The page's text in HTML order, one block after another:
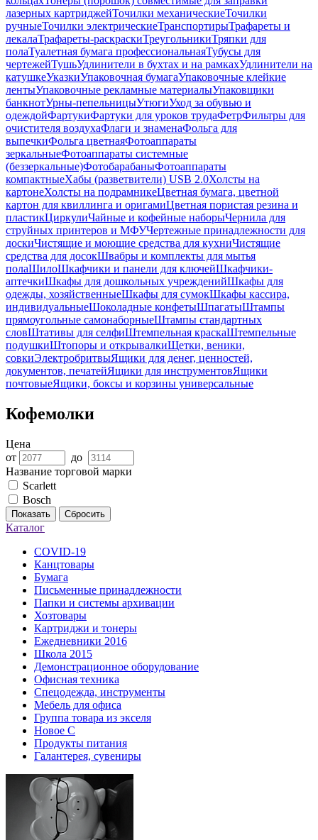
лазерных картриджейТочилки механическиеТочилки
ручныеТочилки электрическиеТранспортирыТрафареты и
лекалаТрафареты-раскраскиТреугольникиТряпки для
полаТуалетная бумага профессиональнаяТубусы для
чертежейТушьУдлинители в бухтах и на рамкахУдлинители на
катушкеУказкиУпаковочная бумагаУпаковочные клейкие
лентыУпаковочные рекламные материалыУпаковщики
банкнотУрны-пепельницыУтюгиУход за обувью и
одеждойФартукиФартуки для уроков трудаФетрФильтры для
очистителя воздухаФлаги и знаменаФольга для
выпечкиФольга цветнаяФотоаппараты
зеркальныеФотоаппараты системные
(беззеркальные)ФотобарабаныФотоаппараты
компактныеХабы (разветвители) USB 2.0Холсты на
картонеХолсты на подрамникеЦветная бумага, цветной
картон для квиллинга и оригамиЦветная пористая резина и
пластикЦиркулиЧайные и кофейные наборыЧернила для
струйных принтеров и МФУЧертежные принадлежности для
доскиЧистящие и моющие средства для кухниЧистящие
средства для досокШвабры и комплекты для мытья
полаШилоШкафчики и панели для ключейШкафчики-
аптечкиШкафы для дошкольных учрежденийШкафы для
одежды, хозяйственныеШкафы для сумокШкафы кассира,
индивидуальныеШоколадные конфетыШпагатыШтампы
прямоугольные самонаборныеШтампы стандартных
словШтативы для селфиШтемпельная краскаШтемпельные
подушкиШтопоры и открывалкиЩетки, веники,
совкиЭлектробритвыЯщики для денег, ценностей,
документов, печатейЯщики для инструментовЯщики
почтовыеЯщики, боксы и корзины универсальные
Кофемолки
Цена
от
до
Название торговой марки
Scarlett
Bosch
Показать Сбросить
Каталог
COVID-19
Канцтовары
Бумага
Письменные принадлежности
Папки и системы архивации
Хозтовары
Картриджи и тонеры
Ежедневники 2016
Школа 2015
Демонстрационное оборудование
Офисная техника
Спецодежда, инструменты
Мебель для офиса
Группа товара из экселя
Новое С
Продукты питания
Галантерея, сувениры